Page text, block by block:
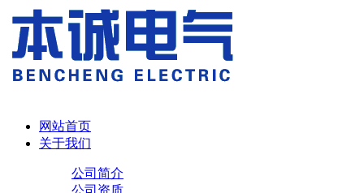
网站首页
关于我们
公司简介
公司资质